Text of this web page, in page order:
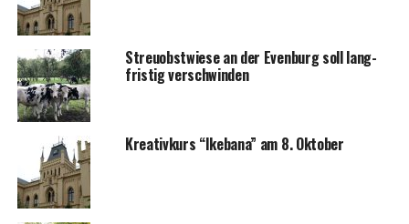
Streu­obst­wie­se an der Even­burg soll lang­
fris­tig verschwinden
Krea­tiv­kurs “Ike­ba­na” am 8. Oktober